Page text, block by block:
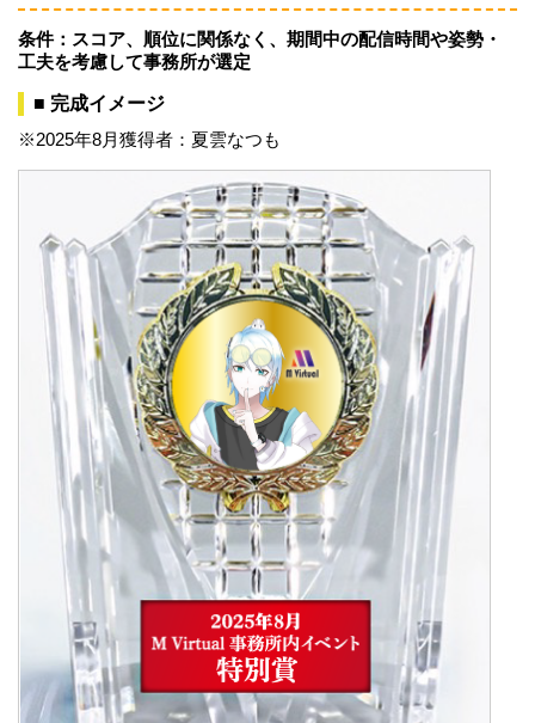
条件：スコア、順位に関係なく、期間中の配信時間や姿勢・
工夫を考慮して事務所が選定
■ 完成イメージ
※2025年8月獲得者：夏雲なつも